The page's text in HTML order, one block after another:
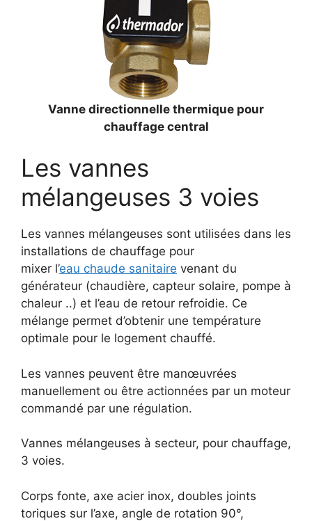
Vanne directionnelle thermique pour
chauffage central
Les vannes
mélangeuses 3 voies
Les vannes mélangeuses sont utilisées dans les
installations de chauffage pour
mixer l’eau chaude sanitaire venant du
générateur (chaudière, capteur solaire, pompe à
chaleur ..) et l’eau de retour refroidie. Ce
mélange permet d’obtenir une température
optimale pour le logement chauffé.
Les vannes peuvent être manœuvrées
manuellement ou être actionnées par un moteur
commandé par une régulation.
Vannes mélangeuses à secteur, pour chauffage,
3 voies.
Corps fonte, axe acier inox, doubles joints
toriques sur l’axe, angle de rotation 90°,